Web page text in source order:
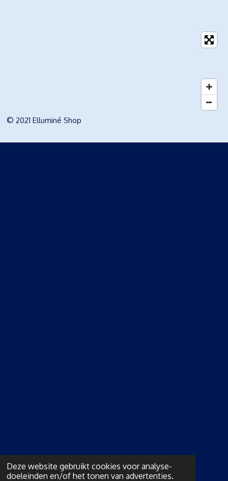
Deze website gebruikt cookies voor analyse-
doeleinden en/of het tonen van advertenties.
© 2021 Elluminé Shop